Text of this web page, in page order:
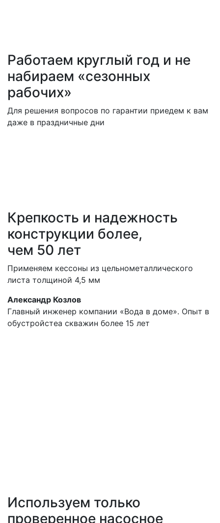
Работаем круглый год и не
набираем «сезонных
рабочих»
Для решения вопросов по гарантии приедем к вам
даже в праздничные дни
Крепкость и надежность
конструкции более,
чем 50 лет
Применяем кессоны из цельнометаллического
листа толщиной 4,5 мм
Александр Козлов
Главный инженер компании «Вода в доме». Опыт в
обустройстеа скважин более 15 лет
Используем только
проверенное насосное